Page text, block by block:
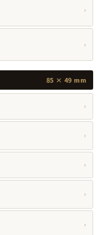
›
›
85 × 49 mm
›
›
›
›
›